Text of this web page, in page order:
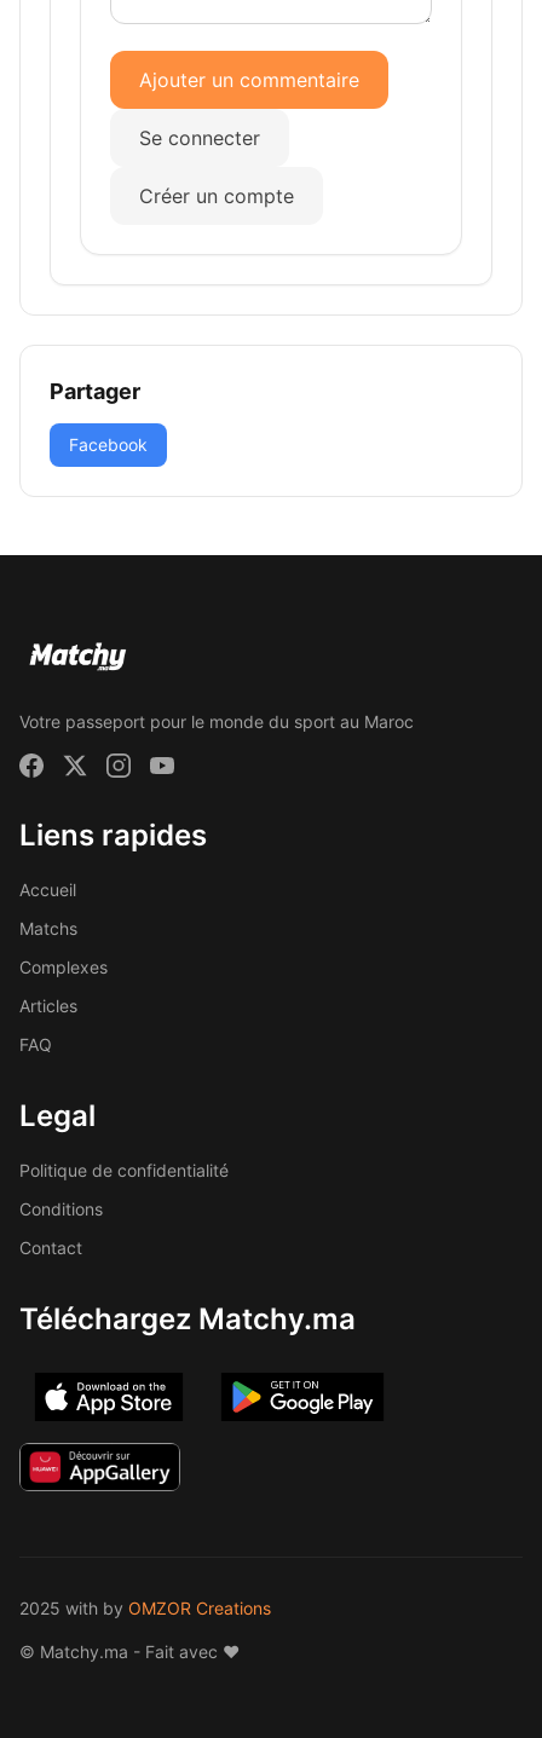
Ajouter un commentaire
Se connecter
Créer un compte
Partager
Facebook
Votre passeport pour le monde du sport au Maroc
Liens rapides
Accueil
Matchs
Complexes
Articles
FAQ
Legal
Politique de confidentialité
Conditions
Contact
Téléchargez Matchy.ma
2025 with by OMZOR Creations
© Matchy.ma - Fait avec ❤️